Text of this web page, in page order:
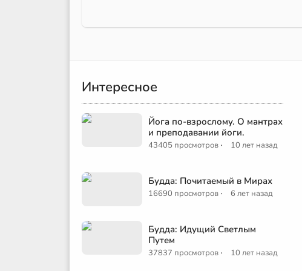
Интересное
Йога по-взрослому. О мантрах
и преподавании йоги.
43405 просмотров · 10 лет назад
Будда: Почитаемый в Мирах
16690 просмотров · 6 лет назад
Будда: Идущий Светлым
Путем
37837 просмотров · 10 лет назад